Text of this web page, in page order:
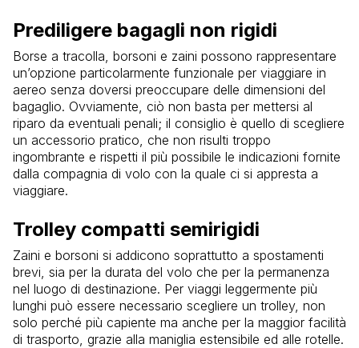
Prediligere bagagli non rigidi
Borse a tracolla, borsoni e zaini possono rappresentare
un’opzione particolarmente funzionale per viaggiare in
aereo senza doversi preoccupare delle dimensioni del
bagaglio. Ovviamente, ciò non basta per mettersi al
riparo da eventuali penali; il consiglio è quello di scegliere
un accessorio pratico, che non risulti troppo
ingombrante e rispetti il più possibile le indicazioni fornite
dalla compagnia di volo con la quale ci si appresta a
viaggiare.
Trolley compatti semirigidi
Zaini e borsoni si addicono soprattutto a spostamenti
brevi, sia per la durata del volo che per la permanenza
nel luogo di destinazione. Per viaggi leggermente più
lunghi può essere necessario scegliere un trolley, non
solo perché più capiente ma anche per la maggior facilità
di trasporto, grazie alla maniglia estensibile ed alle rotelle.